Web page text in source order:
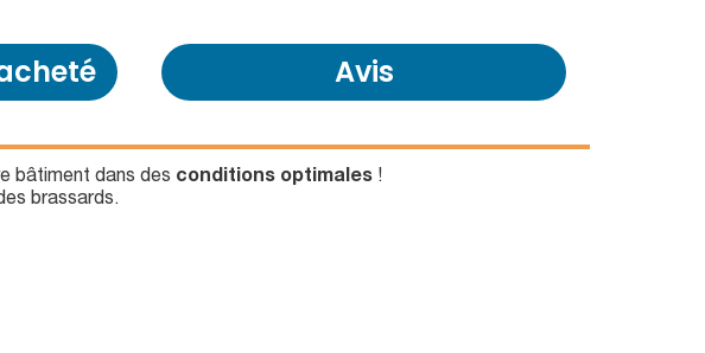
Avis
bâtiment dans des conditions optimales !
brassards.